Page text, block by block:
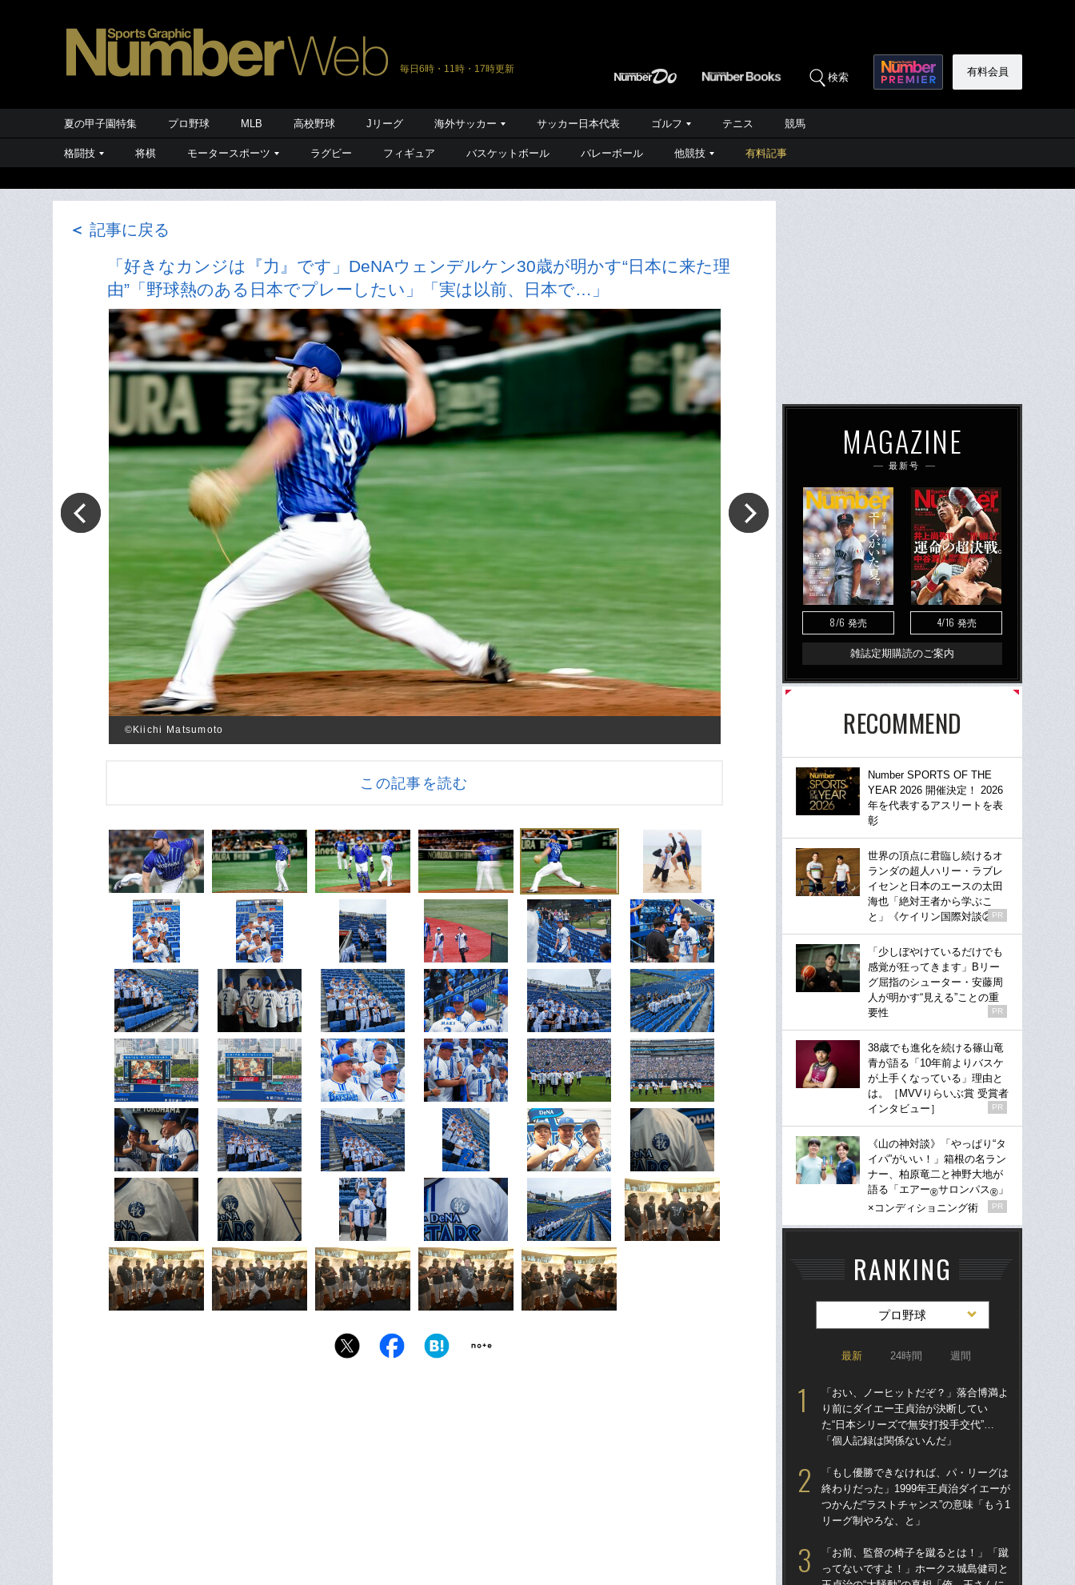
毎日6時・11時・17時更新
検索 有料会員
夏の甲子園特集 プロ野球 MLB 高校野球 Jリーグ 海外サッカー サッカー日本代表 ゴルフ テニス 競馬
格闘技 将棋 モータースポーツ ラグビー フィギュア バスケットボール バレーボール 他競技 有料記事
＜ 記事に戻る
「好きなカンジは『力』です」DeNAウェンデルケン30歳が明かす“日本に来た理
由”「野球熱のある日本でプレーしたい」「実は以前、日本で…」
©Kiichi Matsumoto
この記事を読む
MAGAZINE
最新号
8/6 発売 4/16 発売
雑誌定期購読のご案内
RECOMMEND
Number SPORTS OF THE
YEAR 2026 開催決定！ 2026
年を代表するアスリートを表
彰
世界の頂点に君臨し続けるオ
ランダの超人ハリー・ラブレ
イセンと日本のエースの太田
海也「絶対王者から学ぶこ
と」《ケイリン国際対談②》
PR
「少しぼやけているだけでも
感覚が狂ってきます」Bリー
グ屈指のシューター・安藤周
人が明かす“見える”ことの重
要性
PR
38歳でも進化を続ける篠山竜
青が語る「10年前よりバスケ
が上手くなっている」理由と
は。［MVVりらいぶ賞 受賞者
インタビュー］
PR
《山の神対談》「やっぱり“タ
イパ”がいい！」箱根の名ラン
ナー、柏原竜二と神野大地が
語る「エアー®サロンパス® 」
×コンディショニング術
PR
RANKING
プロ野球
最新 24時間 週間
「おい、ノーヒットだぞ？」落合博満よ
り前にダイエー王貞治が決断してい
た“日本シリーズで無安打投手交代”…
「個人記録は関係ないんだ」
「もし優勝できなければ、パ・リーグは
終わりだった」1999年王貞治ダイエーが
つかんだ“ラストチャンス”の意味「もう1
リーグ制やろな、と」
「お前、監督の椅子を蹴るとは！」「蹴
ってないですよ！」ホークス城島健司と